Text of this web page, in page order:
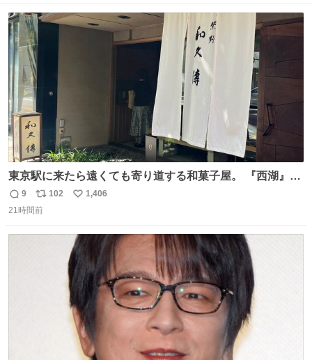
ト
数
数
東京駅に来たら遠くても寄り道する和菓子屋。 『西湖』と
いう笹に包まれ、蓮根の粉で出来た生菓子がたまらなく美
味しい。 笹の香りと和三盆の風味、蓮粉のもちもちと特徴
返
信
9
リ
ポ
102
い
数
1,406
21時間前